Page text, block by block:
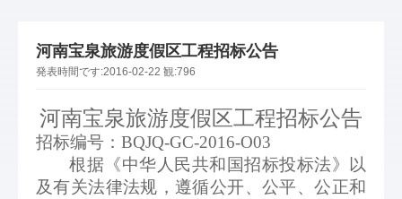
河南宝泉旅游度假区工程招标公告
発表時間です:2016-02-22 観:796
河南宝泉旅游度假区工程招标公告
招标编号：BQJQ-GC-2016-O03
根据《中华人民共和国招标投标法》以
及有关法律法规，遵循公开、公平、公正和